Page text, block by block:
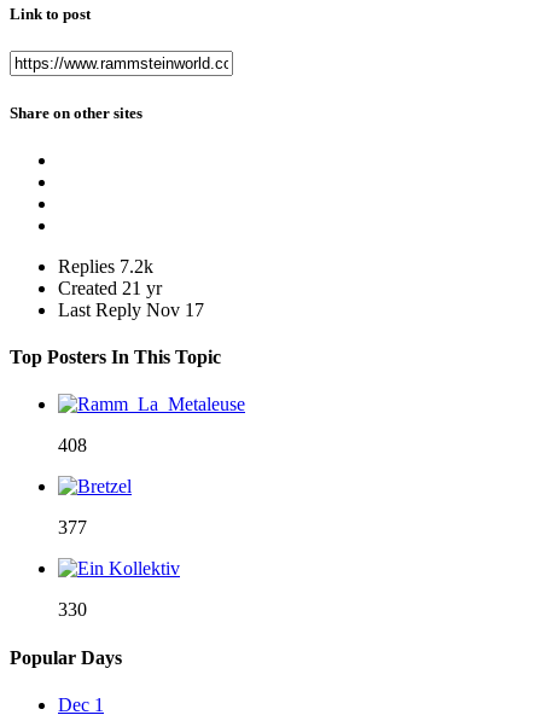
Link to post
Share on other sites
Replies 7.2k
Created 21 yr
Last Reply Nov 17
Top Posters In This Topic
408
377
330
Popular Days
Dec 1